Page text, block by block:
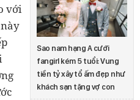
Sao nam hạng A cưới
fangirl kém 5 tuổi: Vung
tiền tỷ xây tổ ấm đẹp như
khách sạn tặng vợ con
với